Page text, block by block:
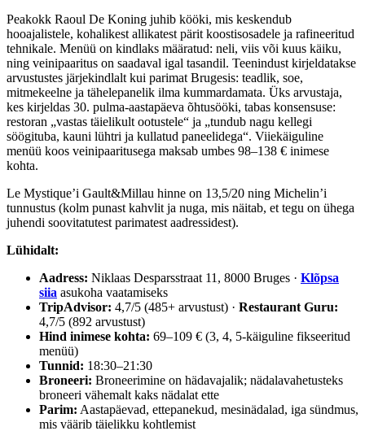
Peakokk Raoul De Koning juhib kööki, mis keskendub
hooajalistele, kohalikest allikatest pärit koostisosadele ja rafineeritud
tehnikale. Menüü on kindlaks määratud: neli, viis või kuus käiku,
ning veinipaaritus on saadaval igal tasandil. Teenindust kirjeldatakse
arvustustes järjekindlalt kui parimat Brugesis: teadlik, soe,
mitmekeelne ja tähelepanelik ilma kummardamata. Üks arvustaja,
kes kirjeldas 30. pulma-aastapäeva õhtusööki, tabas konsensuse:
restoran „vastas täielikult ootustele“ ja „tundub nagu kellegi
söögituba, kauni lühtri ja kullatud paneelidega“. Viiekäiguline
menüü koos veinipaaritusega maksab umbes 98–138 € inimese
kohta.
Le Mystique’i Gault&Millau hinne on 13,5/20 ning Michelin’i
tunnustus (kolm punast kahvlit ja nuga, mis näitab, et tegu on ühega
juhendi soovitatutest parimatest aadressidest).
Lühidalt:
Aadress: Niklaas Desparsstraat 11, 8000 Bruges · Klõpsa
siia asukoha vaatamiseks
TripAdvisor: 4,7/5 (485+ arvustust) · Restaurant Guru:
4,7/5 (892 arvustust)
Hind inimese kohta: 69–109 € (3, 4, 5-käiguline fikseeritud
menüü)
Tunnid: 18:30–21:30
Broneeri: Broneerimine on hädavajalik; nädalavahetusteks
broneeri vähemalt kaks nädalat ette
Parim: Aastapäevad, ettepanekud, mesinädalad, iga sündmus,
mis väärib täielikku kohtlemist